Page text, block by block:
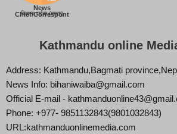
News
Chief/Correspont
बिज्ञान वाईबा (ममता)
Kathmandu online
Address: Kathmandu,Bagmati
News Info: bihaniwaiba@gmail.com
Official E-mail -
Phone: +977- 9851132843(9801032843)
URL:kathmanduonlinemedia.com